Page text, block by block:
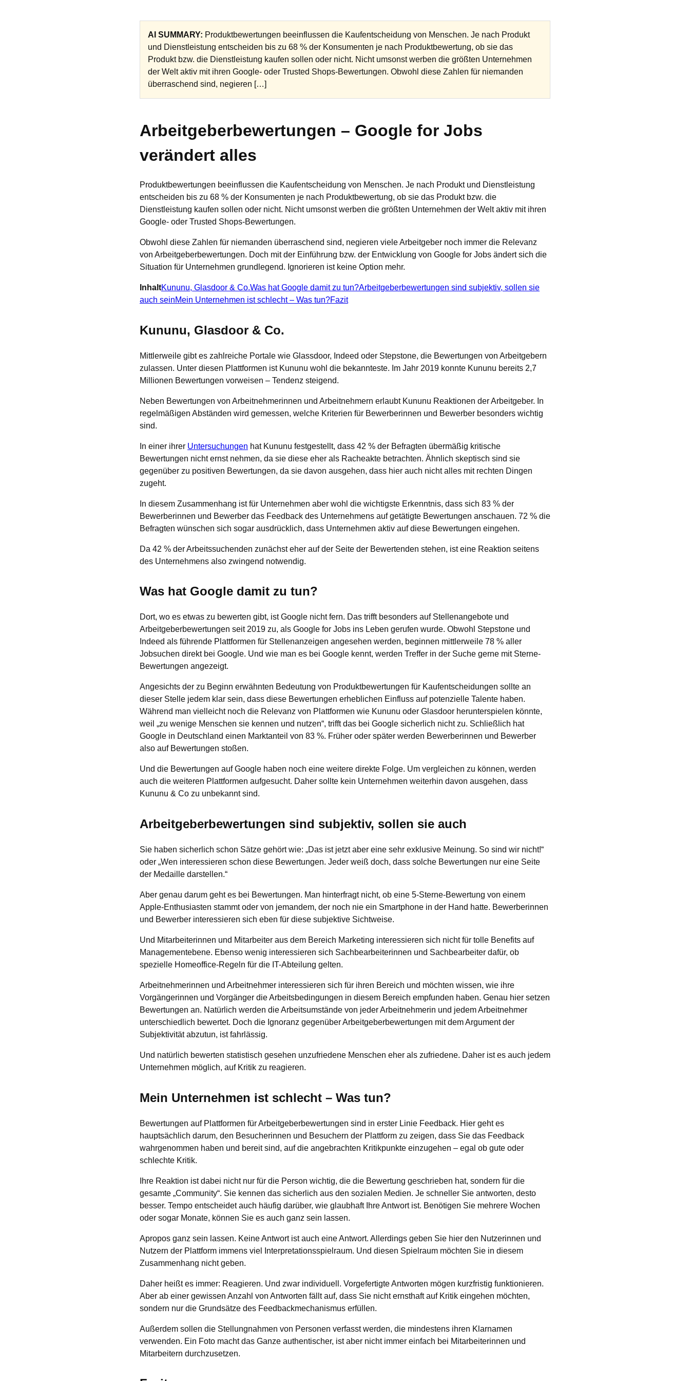
AI SUMMARY: Produktbewertungen beeinflussen die Kaufentscheidung von Menschen. Je nach Produkt
und Dienstleistung entscheiden bis zu 68 % der Konsumenten je nach Produktbewertung, ob sie das
Produkt bzw. die Dienstleistung kaufen sollen oder nicht. Nicht umsonst werben die größten Unternehmen
der Welt aktiv mit ihren Google- oder Trusted Shops-Bewertungen. Obwohl diese Zahlen für niemanden
überraschend sind, negieren […]
Arbeitgeberbewertungen – Google for Jobs
verändert alles
Produktbewertungen beeinflussen die Kaufentscheidung von Menschen. Je nach Produkt und Dienstleistung
entscheiden bis zu 68 % der Konsumenten je nach Produktbewertung, ob sie das Produkt bzw. die
Dienstleistung kaufen sollen oder nicht. Nicht umsonst werben die größten Unternehmen der Welt aktiv mit ihren
Google- oder Trusted Shops-Bewertungen.
Obwohl diese Zahlen für niemanden überraschend sind, negieren viele Arbeitgeber noch immer die Relevanz
von Arbeitgeberbewertungen. Doch mit der Einführung bzw. der Entwicklung von Google for Jobs ändert sich die
Situation für Unternehmen grundlegend. Ignorieren ist keine Option mehr.
InhaltKununu, Glasdoor & Co.Was hat Google damit zu tun?Arbeitgeberbewertungen sind subjektiv, sollen sie
auch seinMein Unternehmen ist schlecht – Was tun?Fazit
Kununu, Glasdoor & Co.
Mittlerweile gibt es zahlreiche Portale wie Glassdoor, Indeed oder Stepstone, die Bewertungen von Arbeitgebern
zulassen. Unter diesen Plattformen ist Kununu wohl die bekannteste. Im Jahr 2019 konnte Kununu bereits 2,7
Millionen Bewertungen vorweisen – Tendenz steigend.
Neben Bewertungen von Arbeitnehmerinnen und Arbeitnehmern erlaubt Kununu Reaktionen der Arbeitgeber. In
regelmäßigen Abständen wird gemessen, welche Kriterien für Bewerberinnen und Bewerber besonders wichtig
sind.
In einer ihrer Untersuchungen hat Kununu festgestellt, dass 42 % der Befragten übermäßig kritische
Bewertungen nicht ernst nehmen, da sie diese eher als Racheakte betrachten. Ähnlich skeptisch sind sie
gegenüber zu positiven Bewertungen, da sie davon ausgehen, dass hier auch nicht alles mit rechten Dingen
zugeht.
In diesem Zusammenhang ist für Unternehmen aber wohl die wichtigste Erkenntnis, dass sich 83 % der
Bewerberinnen und Bewerber das Feedback des Unternehmens auf getätigte Bewertungen anschauen. 72 % die
Befragten wünschen sich sogar ausdrücklich, dass Unternehmen aktiv auf diese Bewertungen eingehen.
Da 42 % der Arbeitssuchenden zunächst eher auf der Seite der Bewertenden stehen, ist eine Reaktion seitens
des Unternehmens also zwingend notwendig.
Was hat Google damit zu tun?
Dort, wo es etwas zu bewerten gibt, ist Google nicht fern. Das trifft besonders auf Stellenangebote und
Arbeitgeberbewertungen seit 2019 zu, als Google for Jobs ins Leben gerufen wurde. Obwohl Stepstone und
Indeed als führende Plattformen für Stellenanzeigen angesehen werden, beginnen mittlerweile 78 % aller
Jobsuchen direkt bei Google. Und wie man es bei Google kennt, werden Treffer in der Suche gerne mit Sterne-
Bewertungen angezeigt.
Angesichts der zu Beginn erwähnten Bedeutung von Produktbewertungen für Kaufentscheidungen sollte an
dieser Stelle jedem klar sein, dass diese Bewertungen erheblichen Einfluss auf potenzielle Talente haben.
Während man vielleicht noch die Relevanz von Plattformen wie Kununu oder Glasdoor herunterspielen könnte,
weil „zu wenige Menschen sie kennen und nutzen“, trifft das bei Google sicherlich nicht zu. Schließlich hat
Google in Deutschland einen Marktanteil von 83 %. Früher oder später werden Bewerberinnen und Bewerber
also auf Bewertungen stoßen.
Und die Bewertungen auf Google haben noch eine weitere direkte Folge. Um vergleichen zu können, werden
auch die weiteren Plattformen aufgesucht. Daher sollte kein Unternehmen weiterhin davon ausgehen, dass
Kununu & Co zu unbekannt sind.
Arbeitgeberbewertungen sind subjektiv, sollen sie auch
Sie haben sicherlich schon Sätze gehört wie: „Das ist jetzt aber eine sehr exklusive Meinung. So sind wir nicht!“
oder „Wen interessieren schon diese Bewertungen. Jeder weiß doch, dass solche Bewertungen nur eine Seite
der Medaille darstellen.“
Aber genau darum geht es bei Bewertungen. Man hinterfragt nicht, ob eine 5-Sterne-Bewertung von einem
Apple-Enthusiasten stammt oder von jemandem, der noch nie ein Smartphone in der Hand hatte. Bewerberinnen
und Bewerber interessieren sich eben für diese subjektive Sichtweise.
Und Mitarbeiterinnen und Mitarbeiter aus dem Bereich Marketing interessieren sich nicht für tolle Benefits auf
Managementebene. Ebenso wenig interessieren sich Sachbearbeiterinnen und Sachbearbeiter dafür, ob
spezielle Homeoffice-Regeln für die IT-Abteilung gelten.
Arbeitnehmerinnen und Arbeitnehmer interessieren sich für ihren Bereich und möchten wissen, wie ihre
Vorgängerinnen und Vorgänger die Arbeitsbedingungen in diesem Bereich empfunden haben. Genau hier setzen
Bewertungen an. Natürlich werden die Arbeitsumstände von jeder Arbeitnehmerin und jedem Arbeitnehmer
unterschiedlich bewertet. Doch die Ignoranz gegenüber Arbeitgeberbewertungen mit dem Argument der
Subjektivität abzutun, ist fahrlässig.
Und natürlich bewerten statistisch gesehen unzufriedene Menschen eher als zufriedene. Daher ist es auch jedem
Unternehmen möglich, auf Kritik zu reagieren.
Mein Unternehmen ist schlecht – Was tun?
Bewertungen auf Plattformen für Arbeitgeberbewertungen sind in erster Linie Feedback. Hier geht es
hauptsächlich darum, den Besucherinnen und Besuchern der Plattform zu zeigen, dass Sie das Feedback
wahrgenommen haben und bereit sind, auf die angebrachten Kritikpunkte einzugehen – egal ob gute oder
schlechte Kritik.
Ihre Reaktion ist dabei nicht nur für die Person wichtig, die die Bewertung geschrieben hat, sondern für die
gesamte „Community“. Sie kennen das sicherlich aus den sozialen Medien. Je schneller Sie antworten, desto
besser. Tempo entscheidet auch häufig darüber, wie glaubhaft Ihre Antwort ist. Benötigen Sie mehrere Wochen
oder sogar Monate, können Sie es auch ganz sein lassen.
Apropos ganz sein lassen. Keine Antwort ist auch eine Antwort. Allerdings geben Sie hier den Nutzerinnen und
Nutzern der Plattform immens viel Interpretationsspielraum. Und diesen Spielraum möchten Sie in diesem
Zusammenhang nicht geben.
Daher heißt es immer: Reagieren. Und zwar individuell. Vorgefertigte Antworten mögen kurzfristig funktionieren.
Aber ab einer gewissen Anzahl von Antworten fällt auf, dass Sie nicht ernsthaft auf Kritik eingehen möchten,
sondern nur die Grundsätze des Feedbackmechanismus erfüllen.
Außerdem sollen die Stellungnahmen von Personen verfasst werden, die mindestens ihren Klarnamen
verwenden. Ein Foto macht das Ganze authentischer, ist aber nicht immer einfach bei Mitarbeiterinnen und
Mitarbeitern durchzusetzen.